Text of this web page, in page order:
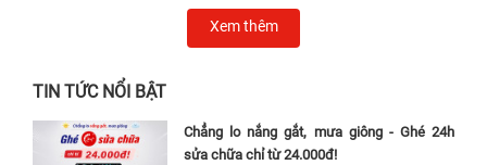
Xem thêm
TIN TỨC NỔI BẬT
Chẳng lo nắng gắt, mưa giông - Ghé 24h
sửa chữa chỉ từ 24.000đ!